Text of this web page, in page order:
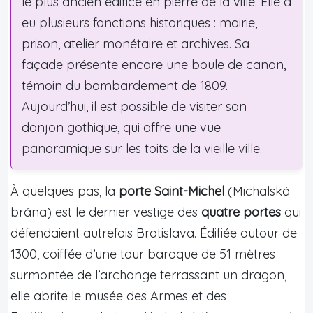
eu plusieurs fonctions historiques : mairie,
prison, atelier monétaire et archives. Sa
façade présente encore une boule de canon,
témoin du bombardement de 1809.
Aujourd’hui, il est possible de visiter son
donjon gothique, qui offre une vue
panoramique sur les toits de la vieille ville.
À quelques pas, la porte Saint-Michel (Michalská
brána) est le dernier vestige des quatre portes qui
défendaient autrefois Bratislava. Édifiée autour de
1300, coiffée d’une tour baroque de 51 mètres
surmontée de l’archange terrassant un dragon,
elle abrite le musée des Armes et des